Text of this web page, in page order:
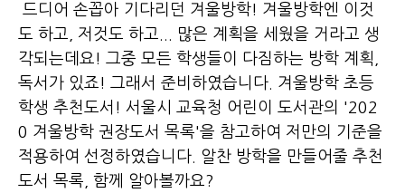
드디어 손꼽아 기다리던 겨울방학! 겨울방학엔 이것
도 하고, 저것도 하고... 많은 계획을 세웠을 거라고 생
각되는데요! 그중 모든 학생들이 다짐하는 방학 계획,
독서가 있죠! 그래서 준비하였습니다. 겨울방학 초등
학생 추천도서! 서울시 교육청 어린이 도서관의 '202
0 겨울방학 권장도서 목록'을 참고하여 저만의 기준을
적용하여 선정하였습니다. 알찬 방학을 만들어줄 추천
도서 목록, 함께 알아볼까요?